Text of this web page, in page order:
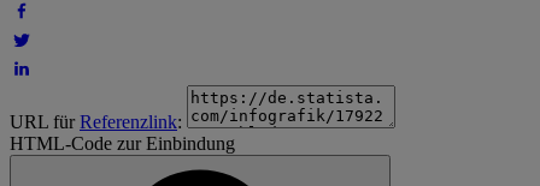
URL fürReferenzlink:
HTML-Code zur Einbindung